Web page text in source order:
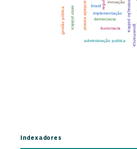
Indexadores